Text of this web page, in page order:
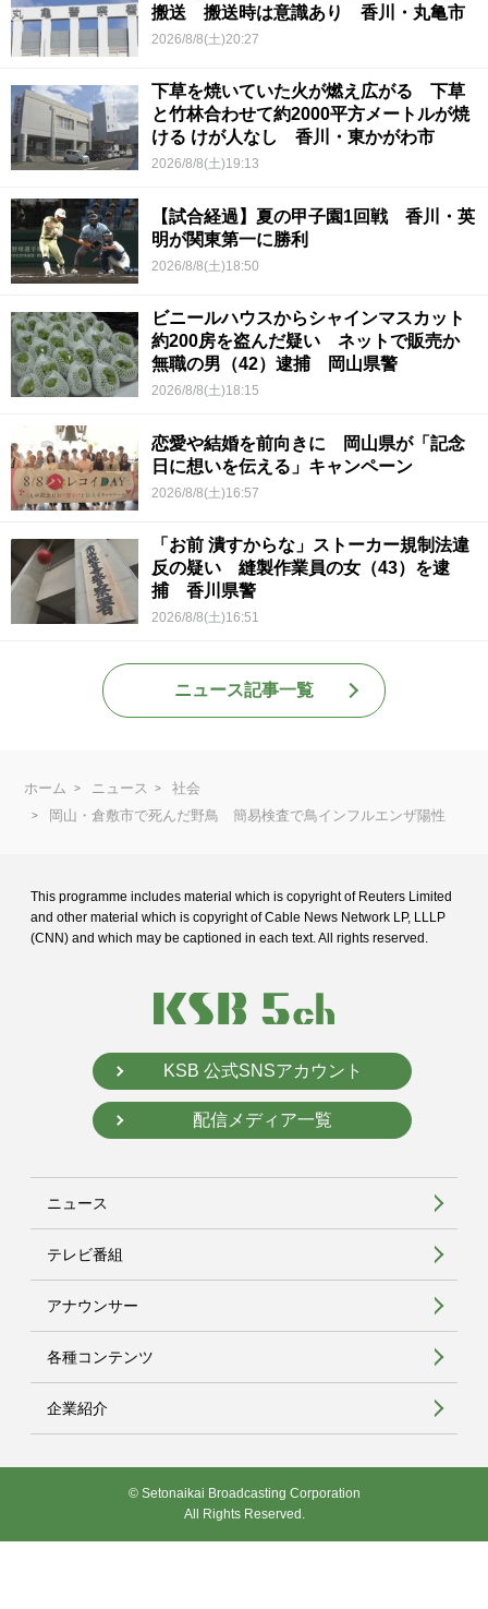
搬送 搬送時は意識あり 香川・丸亀市
2026/8/8(土)20:27
下草を焼いていた火が燃え広がる 下草
と竹林合わせて約2000平方メートルが焼
ける けが人なし 香川・東かがわ市
2026/8/8(土)19:13
【試合経過】夏の甲子園1回戦 香川・英
明が関東第一に勝利
2026/8/8(土)18:50
ビニールハウスからシャインマスカット
約200房を盗んだ疑い ネットで販売か
無職の男（42）逮捕 岡山県警
2026/8/8(土)18:15
恋愛や結婚を前向きに 岡山県が「記念
日に想いを伝える」キャンペーン
2026/8/8(土)16:57
「お前 潰すからな」ストーカー規制法違
反の疑い 縫製作業員の女（43）を逮
捕 香川県警
2026/8/8(土)16:51
ニュース記事一覧
ホーム ニュース
社会
岡山・倉敷市で死んだ野鳥 簡易検査で鳥インフルエンザ陽性
This programme includes material which is copyright of Reuters Limited
and other material which is copyright of Cable News Network LP, LLLP
(CNN) and which may be captioned in each text. All rights reserved.
KSB 公式SNSアカウント
配信メディア一覧
ニュース
テレビ番組
アナウンサー
各種コンテンツ
企業紹介
© Setonaikai Broadcasting Corporation
All Rights Reserved.